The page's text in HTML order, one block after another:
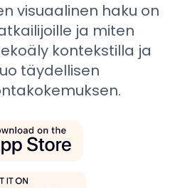
visuaalinen haku on
ja miten
kontekstilla ja
täydellisen